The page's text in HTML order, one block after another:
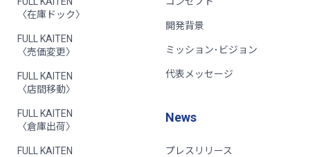
〈在庫ドック〉
FULL KAITEN
〈売価変更〉
FULL KAITEN
〈店間移動〉
FULL KAITEN
〈倉庫出荷〉
FULL KAITEN
開発背景
ミッション･ビジョン
代表メッセージ
News
プレスリリース